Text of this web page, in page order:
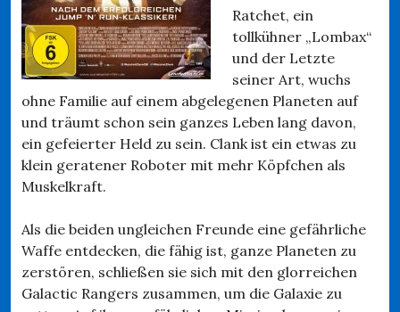
Ratchet, ein
tollkühner „Lombax“
und der Letzte
seiner Art, wuchs
ohne Familie auf einem abgelegenen Planeten auf
und träumt schon sein ganzes Leben lang davon,
ein gefeierter Held zu sein. Clank ist ein etwas zu
klein geratener Roboter mit mehr Köpfchen als
Muskelkraft.
Als die beiden ungleichen Freunde eine gefährliche
Waffe entdecken, die fähig ist, ganze Planeten zu
zerstören, schließen sie sich mit den glorreichen
Galactic Rangers zusammen, um die Galaxie zu